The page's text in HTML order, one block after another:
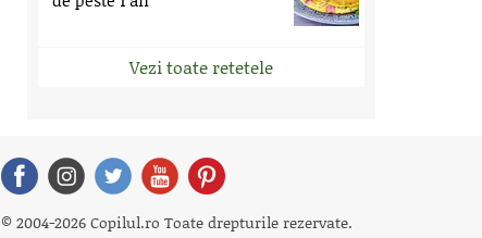
Vezi toate retetele
© 2004-2026 Copilul.ro Toate drepturile rezervate.